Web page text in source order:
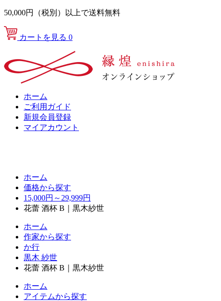
50,000円（税別）以上で送料無料
カートを見る 0
ホーム
ご利用ガイド
新規会員登録
マイアカウント
ホーム
価格から探す
15,000円～29,999円
花蕾 酒杯 B｜黒木紗世
ホーム
作家から探す
か行
黒木 紗世
花蕾 酒杯 B｜黒木紗世
ホーム
アイテムから探す